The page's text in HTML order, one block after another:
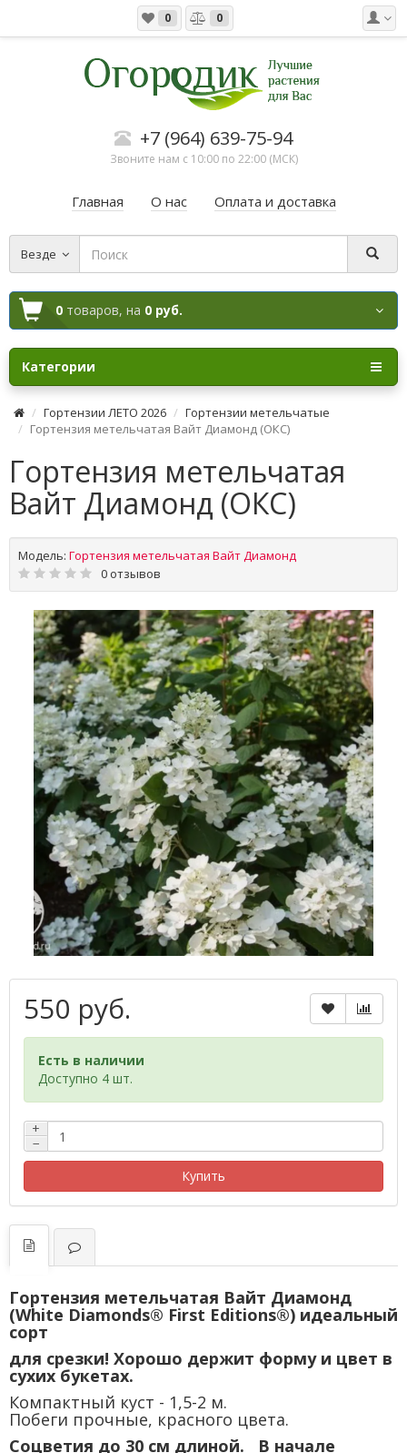
0 0
+7 (964) 639-75-94
Звоните нам с 10:00 по 22:00 (МСК)
Главная О нас Оплата и доставка
Везде
0 товаров, на 0 руб.
Категории
Гортензии ЛЕТО 2026
Гортензии метельчатые
Гортензия метельчатая Вайт Диамонд (ОКС)
Гортензия метельчатая
Вайт Диамонд (ОКС)
Модель: Гортензия метельчатая Вайт Диамонд
0 отзывов
550 руб.
Есть в наличии
Доступно 4 шт.
+
−
Купить
Гортензия метельчатая Вайт Диамонд
(White Diamonds® First Editions®) идеальный
сорт
для срезки! Хорошо держит форму и цвет в
сухих букетах.
Компактный куст - 1,5-2 м.
Побеги прочные, красного цвета.
Соцветия до 30 см длиной. В начале